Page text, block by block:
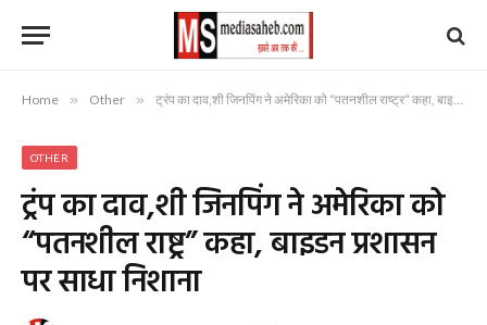
Home » Other » ट्रंप का दाव,शी जिनपिंग ने अमेरिका को “पतनशील राष्ट्र” कहा, बाइडन प्रशासन पर साधा निशाना
OTHER
ट्रंप का दाव,शी जिनपिंग ने अमेरिका को
“पतनशील राष्ट्र” कहा, बाइडन प्रशासन
पर साधा निशाना